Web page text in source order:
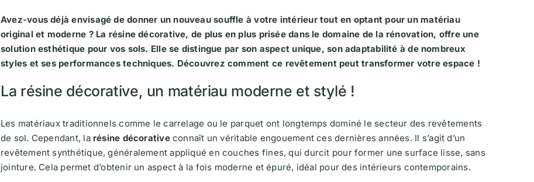
Avez-vous déjà envisagé de donner un nouveau souffle à votre intérieur tout en optant pour un matériau
original et moderne ? La résine décorative, de plus en plus prisée dans le domaine de la rénovation, offre une
solution esthétique pour vos sols. Elle se distingue par son aspect unique, son adaptabilité à de nombreux
styles et ses performances techniques. Découvrez comment ce revêtement peut transformer votre espace !
La résine décorative, un matériau moderne et stylé !
Les matériaux traditionnels comme le carrelage ou le parquet ont longtemps dominé le secteur des revêtements
de sol. Cependant, la résine décorativeconnaît un véritable engouement ces dernières années. Il s’agit d’un
revêtement synthétique, généralement appliqué en couches fines, qui durcit pour former une surface lisse, sans
jointure. Cela permet d’obtenir un aspect à la fois moderne et épuré, idéal pour des intérieurs contemporains.